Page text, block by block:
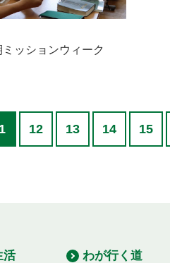
ッションウィーク
12 13 14 15
活 わが行く道